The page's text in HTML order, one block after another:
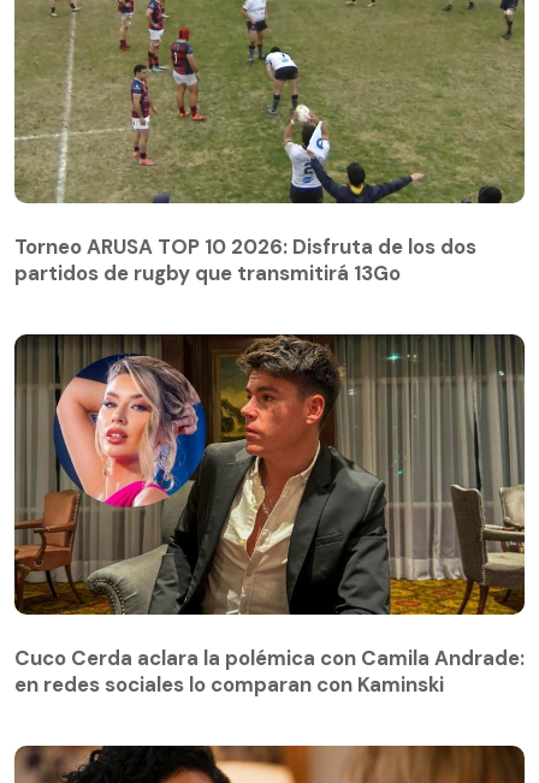
Torneo ARUSA TOP 10 2026: Disfruta de los dos
partidos de rugby que transmitirá 13Go
Cuco Cerda aclara la polémica con Camila Andrade:
en redes sociales lo comparan con Kaminski